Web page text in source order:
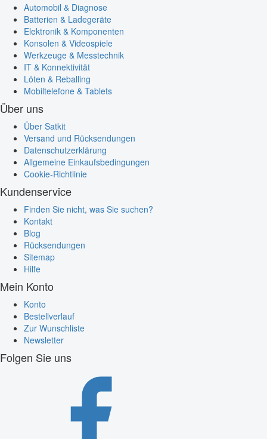
Automobil & Diagnose
Batterien & Ladegeräte
Elektronik & Komponenten
Konsolen & Videospiele
Werkzeuge & Messtechnik
IT & Konnektivität
Löten & Reballing
Mobiltelefone & Tablets
Über uns
Über Satkit
Versand und Rücksendungen
Datenschutzerklärung
Allgemeine Einkaufsbedingungen
Cookie-Richtlinie
Kundenservice
Finden Sie nicht, was Sie suchen?
Kontakt
Blog
Rücksendungen
Sitemap
Hilfe
Mein Konto
Konto
Bestellverlauf
Zur Wunschliste
Newsletter
Folgen Sie uns